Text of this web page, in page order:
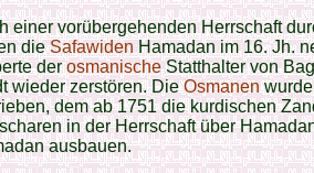
einer vorübergehenden Herrschaft
dieSafawiden Hamadan im 16. Jh.
derosmanischeStatthalter von
wieder zerstören. DieOsmanen
dem ab 1751 die kurdischen
in der Herrschaft über
ausbauen.